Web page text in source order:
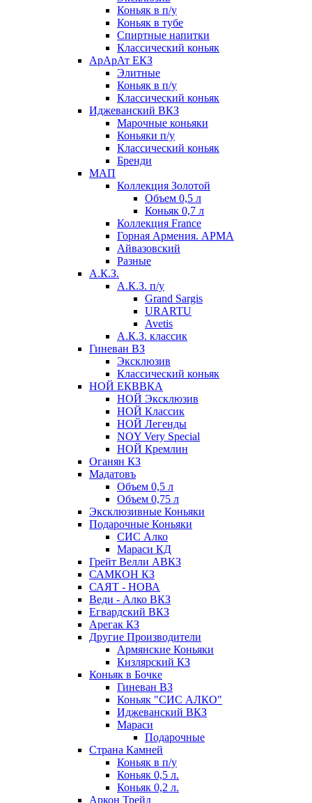
Коньяк в п/у
Коньяк в тубе
Спиртные напитки
Классический коньяк
АрАрАт ЕКЗ
Элитные
Коньяк в п/у
Классический коньяк
Иджеванский ВКЗ
Марочные коньяки
Коньяки п/у
Классический коньяк
Бренди
МАП
Коллекция Золотой
Объем 0,5 л
Коньяк 0,7 л
Коллекция France
Горная Армения. АРМА
Айвазовский
Разные
А.К.З.
А.К.З. п/у
Grand Sargis
URARTU
Avetis
А.К.З. классик
Гиневан ВЗ
Эксклюзив
Классический коньяк
НОЙ ЕКВВКА
НОЙ Эксклюзив
НОЙ Классик
НОЙ Легенды
NOY Very Speсial
НОЙ Кремлин
Оганян КЗ
Мадатовъ
Объем 0,5 л
Объем 0,75 л
Эксклюзивные Коньяки
Подарочные Коньяки
СИС Алко
Мараси КД
Грейт Велли АВКЗ
САМКОН КЗ
САЯТ - НОВА
Веди - Алко ВКЗ
Егвардский ВКЗ
Арегак КЗ
Другие Производители
Армянские Коньяки
Кизлярский КЗ
Коньяк в Бочке
Гиневан ВЗ
Коньяк "СИС АЛКО"
Иджеванский ВКЗ
Мараси
Подарочные
Страна Камней
Коньяк в п/у
Коньяк 0,5 л.
Коньяк 0,2 л.
Аркон Трейд